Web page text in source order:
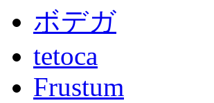
ボデガ
tetoca
Frustum